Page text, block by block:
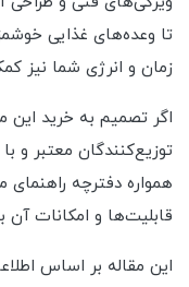
تا وعده‌های غذایی
زمان و انرژی شما نیز
اگر تصمیم به خرید این
توزیع‌کنندگان معتبر و
همواره دفترچه راهنمای
قابلیت‌ها و امکانات
این مقاله بر اساس